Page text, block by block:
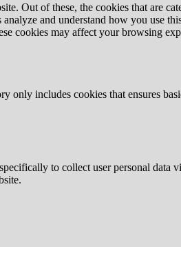
Out of these, the cookies that are
and understand how you use
cookies may affect your browsing
only includes cookies that ensures
to collect user personal data